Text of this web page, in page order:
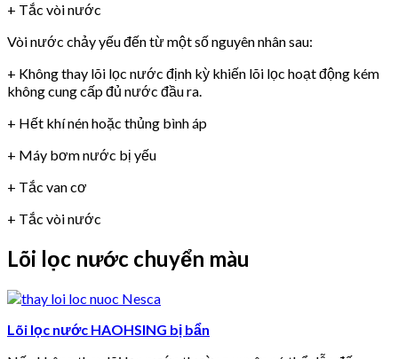
+ Tắc vòi nước
Vòi nước chảy yếu đến từ một số nguyên nhân sau:
+ Không thay lõi lọc nước định kỳ khiến lõi lọc hoạt động kém
không cung cấp đủ nước đầu ra.
+ Hết khí nén hoặc thủng bình áp
+ Máy bơm nước bị yếu
+ Tắc van cơ
+ Tắc vòi nước
Lõi lọc nước chuyển màu
Lõi lọc nước HAOHSING bị bẩn